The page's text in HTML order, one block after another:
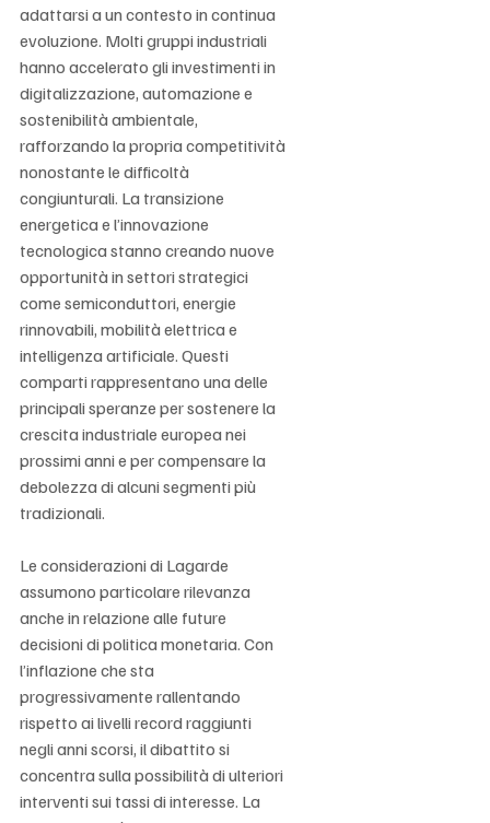
adattarsi a un contesto in continua
evoluzione. Molti gruppi industriali
hanno accelerato gli investimenti in
digitalizzazione, automazione e
sostenibilità ambientale,
rafforzando la propria competitività
nonostante le difficoltà
congiunturali. La transizione
energetica e l’innovazione
tecnologica stanno creando nuove
opportunità in settori strategici
come semiconduttori, energie
rinnovabili, mobilità elettrica e
intelligenza artificiale. Questi
comparti rappresentano una delle
principali speranze per sostenere la
crescita industriale europea nei
prossimi anni e per compensare la
debolezza di alcuni segmenti più
tradizionali.
Le considerazioni di Lagarde
assumono particolare rilevanza
anche in relazione alle future
decisioni di politica monetaria. Con
l’inflazione che sta
progressivamente rallentando
rispetto ai livelli record raggiunti
negli anni scorsi, il dibattito si
concentra sulla possibilità di ulteriori
interventi sui tassi di interesse. La